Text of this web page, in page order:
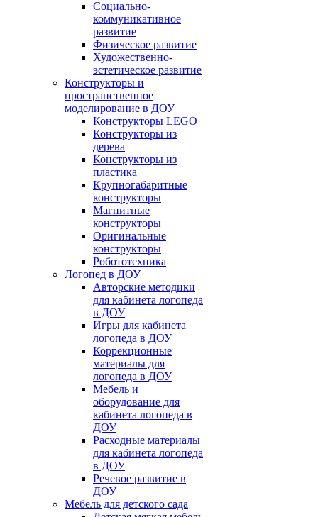
Социально-
коммуникативное
развитие
Физическое развитие
Художественно-
эстетическое развитие
Конструкторы и
пространственное
моделирование в ДОУ
Конструкторы LEGO
Конструкторы из
дерева
Конструкторы из
пластика
Крупногабаритные
конструкторы
Магнитные
конструкторы
Оригинальные
конструкторы
Робототехника
Логопед в ДОУ
Авторские методики
для кабинета логопеда
в ДОУ
Игры для кабинета
логопеда в ДОУ
Коррекционные
материалы для
логопеда в ДОУ
Мебель и
оборудование для
кабинета логопеда в
ДОУ
Расходные материалы
для кабинета логопеда
в ДОУ
Речевое развитие в
ДОУ
Мебель для детского сада